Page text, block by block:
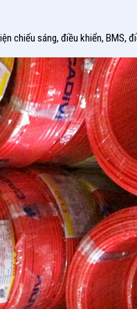
chiếu sáng, điều khiển, BMS,